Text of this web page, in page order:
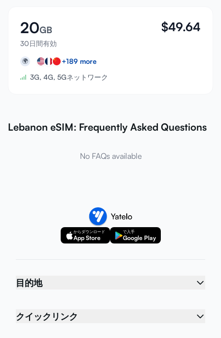
20GB
30日間有効
$49.64
🌍 +189 more
3G, 4G, 5Gネットワーク
Lebanon eSIM: Frequently Asked Questions
No FAQs available
からダウンロード
App Store
で入手
Google Play
目的地
クイックリンク